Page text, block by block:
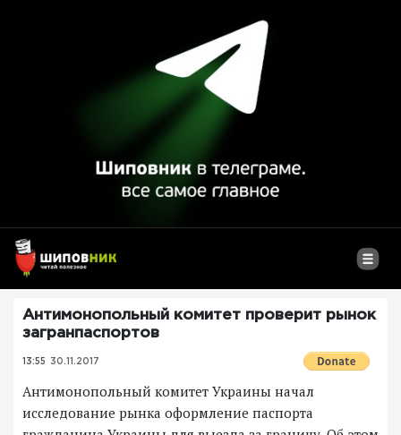
Антимонопольный комитет проверит рынок
загранпаспортов
13:55 30.11.2017
Антимонопольный комитет Украины начал
исследование рынка оформление паспорта